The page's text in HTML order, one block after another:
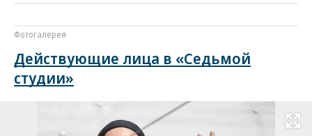
Фотогалерея
Действующие лица в «Седьмой
студии»
Развернуть